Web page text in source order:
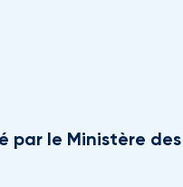
par le Ministère des